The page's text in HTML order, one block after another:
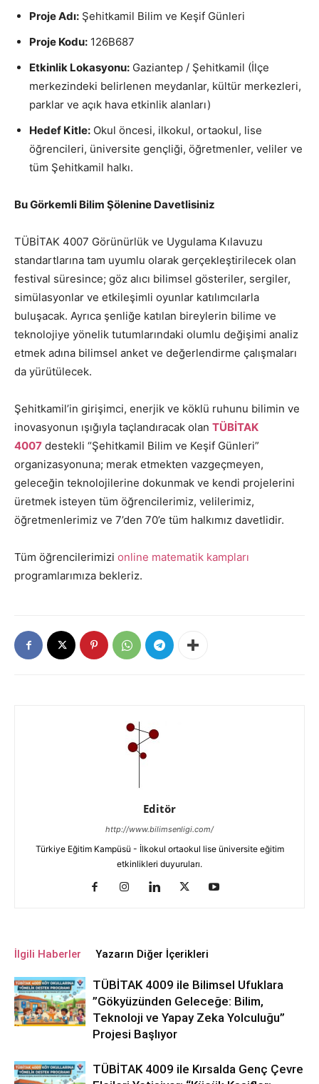
Proje Adı: Şehitkamil Bilim ve Keşif Günleri
Proje Kodu: 126B687
Etkinlik Lokasyonu: Gaziantep / Şehitkamil (İlçe
merkezindeki belirlenen meydanlar, kültür merkezleri,
parklar ve açık hava etkinlik alanları)
Hedef Kitle: Okul öncesi, ilkokul, ortaokul, lise
öğrencileri, üniversite gençliği, öğretmenler, veliler ve
tüm Şehitkamil halkı.
Bu Görkemli Bilim Şölenine Davetlisiniz
TÜBİTAK 4007 Görünürlük ve Uygulama Kılavuzu
standartlarına tam uyumlu olarak gerçekleştirilecek olan
festival süresince; göz alıcı bilimsel gösteriler, sergiler,
simülasyonlar ve etkileşimli oyunlar katılımcılarla
buluşacak. Ayrıca şenliğe katılan bireylerin bilime ve
teknolojiye yönelik tutumlarındaki olumlu değişimi analiz
etmek adına bilimsel anket ve değerlendirme çalışmaları
da yürütülecek.
Şehitkamil’in girişimci, enerjik ve köklü ruhunu bilimin ve
inovasyonun ışığıyla taçlandıracak olan TÜBİTAK
4007 destekli “Şehitkamil Bilim ve Keşif Günleri”
organizasyonuna; merak etmekten vazgeçmeyen,
geleceğin teknolojilerine dokunmak ve kendi projelerini
üretmek isteyen tüm öğrencilerimiz, velilerimiz,
öğretmenlerimiz ve 7’den 70’e tüm halkımız davetlidir.
Tüm öğrencilerimizi online matematik kampları
programlarımıza bekleriz.
Editör
http://www.bilimsenligi.com/
Türkiye Eğitim Kampüsü - İlkokul ortaokul lise üniversite eğitim
etkinlikleri duyuruları.
İlgili Haberler Yazarın Diğer İçerikleri
TÜBİTAK 4009 ile Bilimsel Ufuklara
”Gökyüzünden Geleceğe: Bilim,
Teknoloji ve Yapay Zeka Yolculuğu”
Projesi Başlıyor
TÜBİTAK 4009 ile Kırsalda Genç Çevre